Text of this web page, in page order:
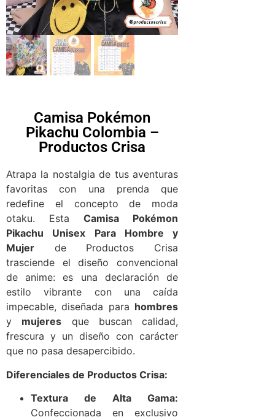
Camisa Pokémon
Pikachu Colombia –
Productos Crisa
Atrapa la nostalgia de tus aventuras
favoritas con una prenda que
redefine el concepto de moda
otaku. Esta Camisa Pokémon
Pikachu Unisex Para Hombre y
Mujer de Productos Crisa
trasciende el diseño convencional
de anime: es una declaración de
estilo vibrante con una caída
impecable, diseñada para hombres
y mujeres que buscan calidad,
frescura y un diseño con carácter
que no pasa desapercibido.
Diferenciales de Productos Crisa:
Textura de Alta Gama:
Confeccionada en exclusivo